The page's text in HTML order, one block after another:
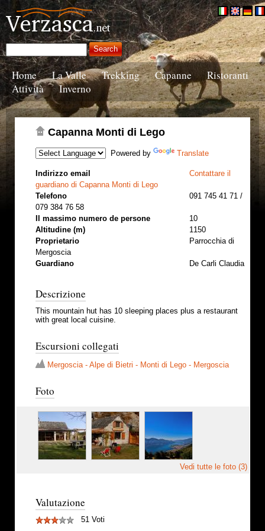
Home La Valle Trekking Capanne
Ristoranti
Attività
Inverno
Capanna Monti di Lego
Powered by Translate
Indirizzo email
Contattare il
guardiano di Capanna Monti di Lego
Telefono
091 745 41 71 /
079 384 76 58
Il massimo numero de persone
10
Altitudine (m)
1150
Proprietario
Parrocchia di
Mergoscia
Guardiano
De Carli Claudia
Descrizione
This mountain hut has 10 sleeping places plus a restaurant
with great local cuisine.
Escursioni collegati
Mergoscia - Alpe di Bietri - Monti di Lego - Mergoscia
Foto
Vedi tutte le foto (3)
Valutazione
51 Voti